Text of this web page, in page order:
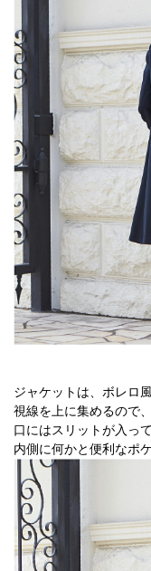
ジャケットは、ボレロ
視線を上に集めるので
口にはスリットが入っ
内側に何かと便利なポ